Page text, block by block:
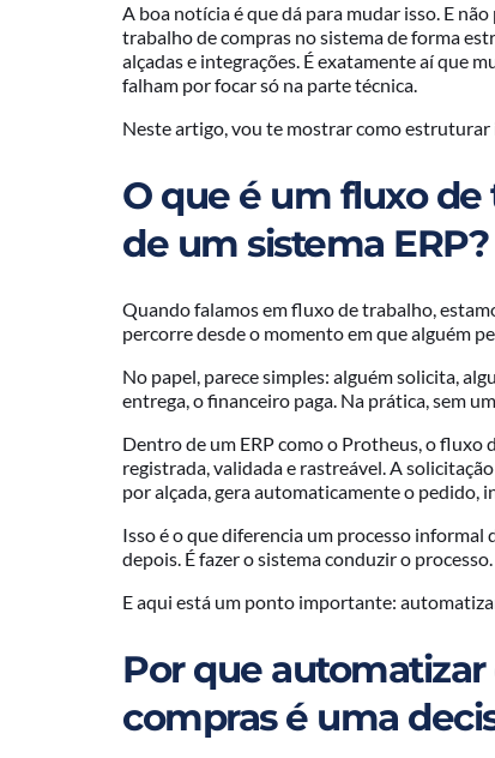
A boa notícia é que dá para mudar isso. E
trabalho de compras no sistema de forma
alçadas e integrações. É exatamente aí que
falham por focar só na parte técnica.
Neste artigo, vou te mostrar como estruturar
O que é um fluxo
de um sistema ERP?
Quando falamos em fluxo de trabalho,
percorre desde o momento em que alguém
No papel, parece simples: alguém solicita,
entrega, o financeiro paga. Na prática, sem
Dentro de um ERP como o Protheus, o
registrada, validada e rastreável. A
por alçada, gera automaticamente o pedido,
Isso é o que diferencia um processo
depois. É fazer o sistema conduzir o processo.
E aqui está um ponto importante:
Por que
compras é uma